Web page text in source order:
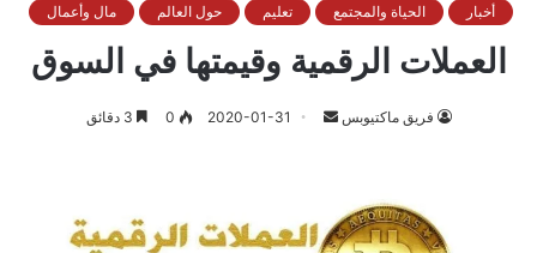
أخبار الحياة والمجتمع تعليم حول العالم مال وأعمال
العملات الرقمية وقيمتها في السوق
فريق ماكتيوبس
أرسل 2020-01-31
0